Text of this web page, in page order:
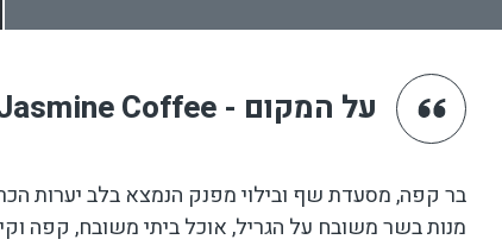
על המקום - Jasmine Coffee - מסעדת יסמין
בר קפה, מסעדת שף ובילוי מפנק הנמצא בלב יערות
מנות בשר משובח על הגריל, אוכל ביתי משובח, קפה